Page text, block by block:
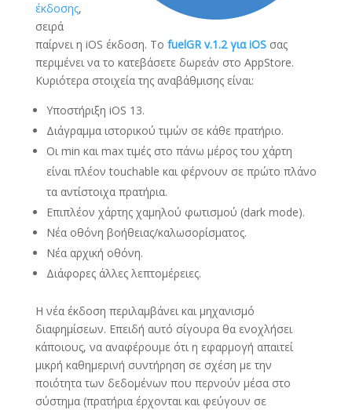
έκδοσης,
σειρά
παίρνει η iOS έκδοση. Το fuelGR v.1.2 για iOSσας
περιμένει να τo κατεβάσετε δωρεάν στο AppStore.
Κυριότερα στοιχεία της αναβάθμισης είναι:
Υποστήριξη iOS 13.
Διάγραμμα ιστορικού τιμών σε κάθε πρατήριο.
Οι min και max τιμές στο πάνω μέρος του χάρτη
είναι πλέον touchable και φέρνουν σε πρώτο πλάνο
τα αντίστοιχα πρατήρια.
Επιπλέον χάρτης χαμηλού φωτισμού (dark mode).
Νέα οθόνη βοήθειας/καλωσορίσματος.
Νέα αρχική οθόνη.
Διάφορες άλλες λεπτομέρειες.
Η νέα έκδοση περιλαμβάνει και μηχανισμό
διαφημίσεων. Επειδή αυτό σίγουρα θα ενοχλήσει
κάποιους, να αναφέρουμε ότι η εφαρμογή απαιτεί
μικρή καθημερινή συντήρηση σε σχέση με την
ποιότητα των δεδομένων που περνούν μέσα στο
σύστημα (πρατήρια έρχονται και φεύγουν σε